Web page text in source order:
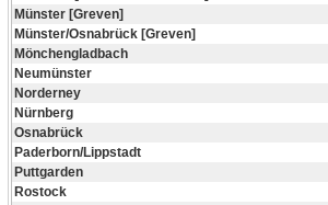
Münster [Greven]
Münster/Osnabrück [Greven]
Mönchengladbach
Neumünster
Norderney
Nürnberg
Osnabrück
Paderborn/Lippstadt
Puttgarden
Rostock